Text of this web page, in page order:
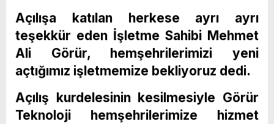
Açılışa katılan herkese ayrı ayrı
teşekkür eden İşletme Sahibi Mehmet
Ali Görür, hemşehrilerimizi yeni
açtığımız işletmemize bekliyoruz dedi.
Açılış kurdelesinin kesilmesiyle Görür
Teknoloji hemşehrilerimize hizmet